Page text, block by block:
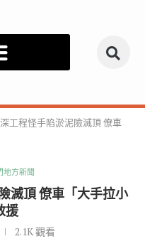
工程怪手陷淤泥險滅頂 僚車
地方新聞
滅頂 僚車「大手拉小
援
2.1K觀看